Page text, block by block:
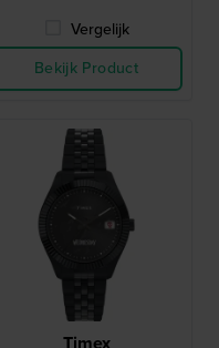
Vergelijk
Bekijk Product
Timex